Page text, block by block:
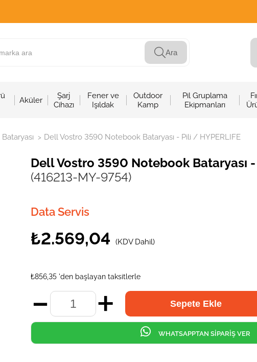
Ara
Aküler
Şarj
Cihazı
Fener ve
Işıldak
Outdoor
Kamp
Pil Gruplama
Ekipmanları
> Dell Vostro 3590 Notebook Bataryası - Pili / HYPERLIFE
Dell Vostro 3590 Notebook Bataryası
(416213-MY-9754)
Data Servis
₺2.569,04 (KDV Dahil)
₺856,35 'den başlayan taksitlerle
WHATSAPPTAN SİPARİŞ VER